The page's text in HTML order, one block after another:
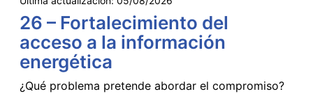
26 – Fortalecimiento del
acceso a la información
energética
¿Qué problema pretende abordar el compromiso?